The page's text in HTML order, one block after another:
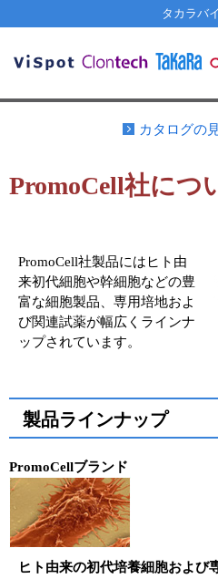
タカラバ
機能解析・サイレンシング
PCR・等温増幅
装置・ソフトウェア
サンプル請求
テクニカルサポートライン
その他 ライセンスに関するご相談
遺伝子組換え生物該当製品
研究支援ツール
Cut-Site Navigator 制限酵素切断サイト
In-Fusion Cloning プライマー設
抗体検索サイト
リアルタイムPCR（プローブ法）
プライマー・プローブ検索・注
機器ソフトウェア・ベクター配列
実験ガイド
遺伝子検査ガイド（食品・水質
NGSポータルサイト
幹細胞・再生医療研究ガイド
お問い
カタログの
PromoCell社につ
PromoCell社製品にはヒト由
来初代細胞や幹細胞などの豊
富な細胞製品、専用培地およ
び関連試薬が幅広くラインナ
ップされています。
製品ラインナップ
PromoCellブランド
ヒト由来の初代培養細胞および